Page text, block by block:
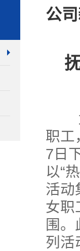
公
为
职工
7日
以“
活动
女职
围
列活